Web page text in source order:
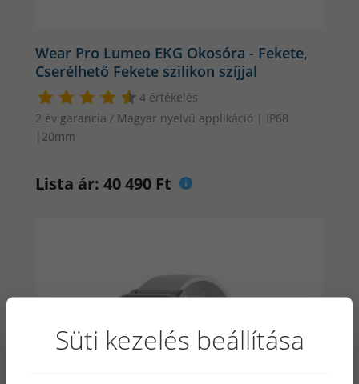
Wear Pro Lumeo EKG Okosóra - Fekete,
Cserélhető Fekete szilikon szíjjal
4 értékelés
2 év garancia / Magyar nyelvű applikáció | IP68
|20mm
Lista ár: 40 490 Ft
Süti kezelés beállítása